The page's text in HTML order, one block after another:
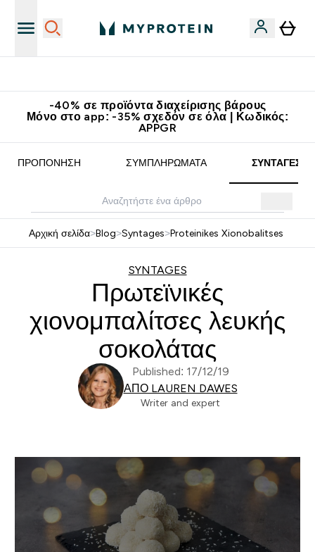
-40% σε προϊόντα διαχείρισης βάρους
Μόνο στο app: -35% σχεδόν σε όλα | Κωδικός:
APPGR
ΠΡΟΠΌΝΗΣΗ ΣΥΜΠΛΗΡΏΜΑΤΑ ΣΥΝΤΑΓΈΣ
Αρχική σελίδα>Blog>Syntages>Proteinikes Xionobalitses
SYNTAGES
Πρωτεϊνικές
χιονομπαλίτσες λευκής
σοκολάτας
Published: 17/12/19
ΑΠΌ LAUREN DAWES
Writer and expert